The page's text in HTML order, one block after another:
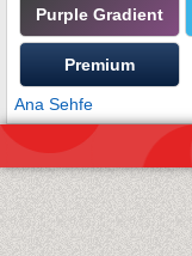
Purple Gradient
Premium
Ana Sehfe